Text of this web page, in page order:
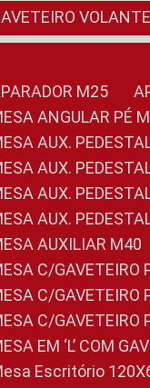
GAVETEIRO
APARADOR M25
MESA ANGULAR PÉ
MESA AUX.
MESA AUX.
MESA AUX.
MESA AUX.
MESA AUXILIAR M40
MESA C/
MESA C/
MESA C/
MESA EM ‘L’ COM
Mesa Escritório